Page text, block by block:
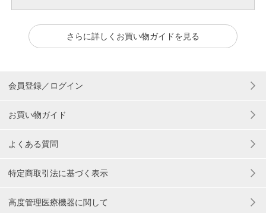
さらに詳しくお買い物ガイドを見る
会員登録／ログイン
お買い物ガイド
よくある質問
特定商取引法に基づく表示
高度管理医療機器に関して